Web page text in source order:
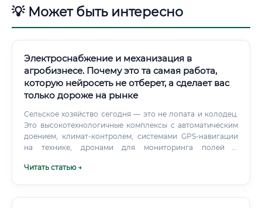
💡 Может быть интересно
Электроснабжение и механизация в
агробизнесе. Почему это та самая работа,
которую нейросеть не отберет, а сделает вас
только дороже на рынке
Сельское хозяйство сегодня — это не лопата и колодец.
Это высокотехнологичные комплексы с автоматическим
доением, климат-контролем, системами GPS-навигации
на технике, дронами для мониторинга полей и
Читать статью →